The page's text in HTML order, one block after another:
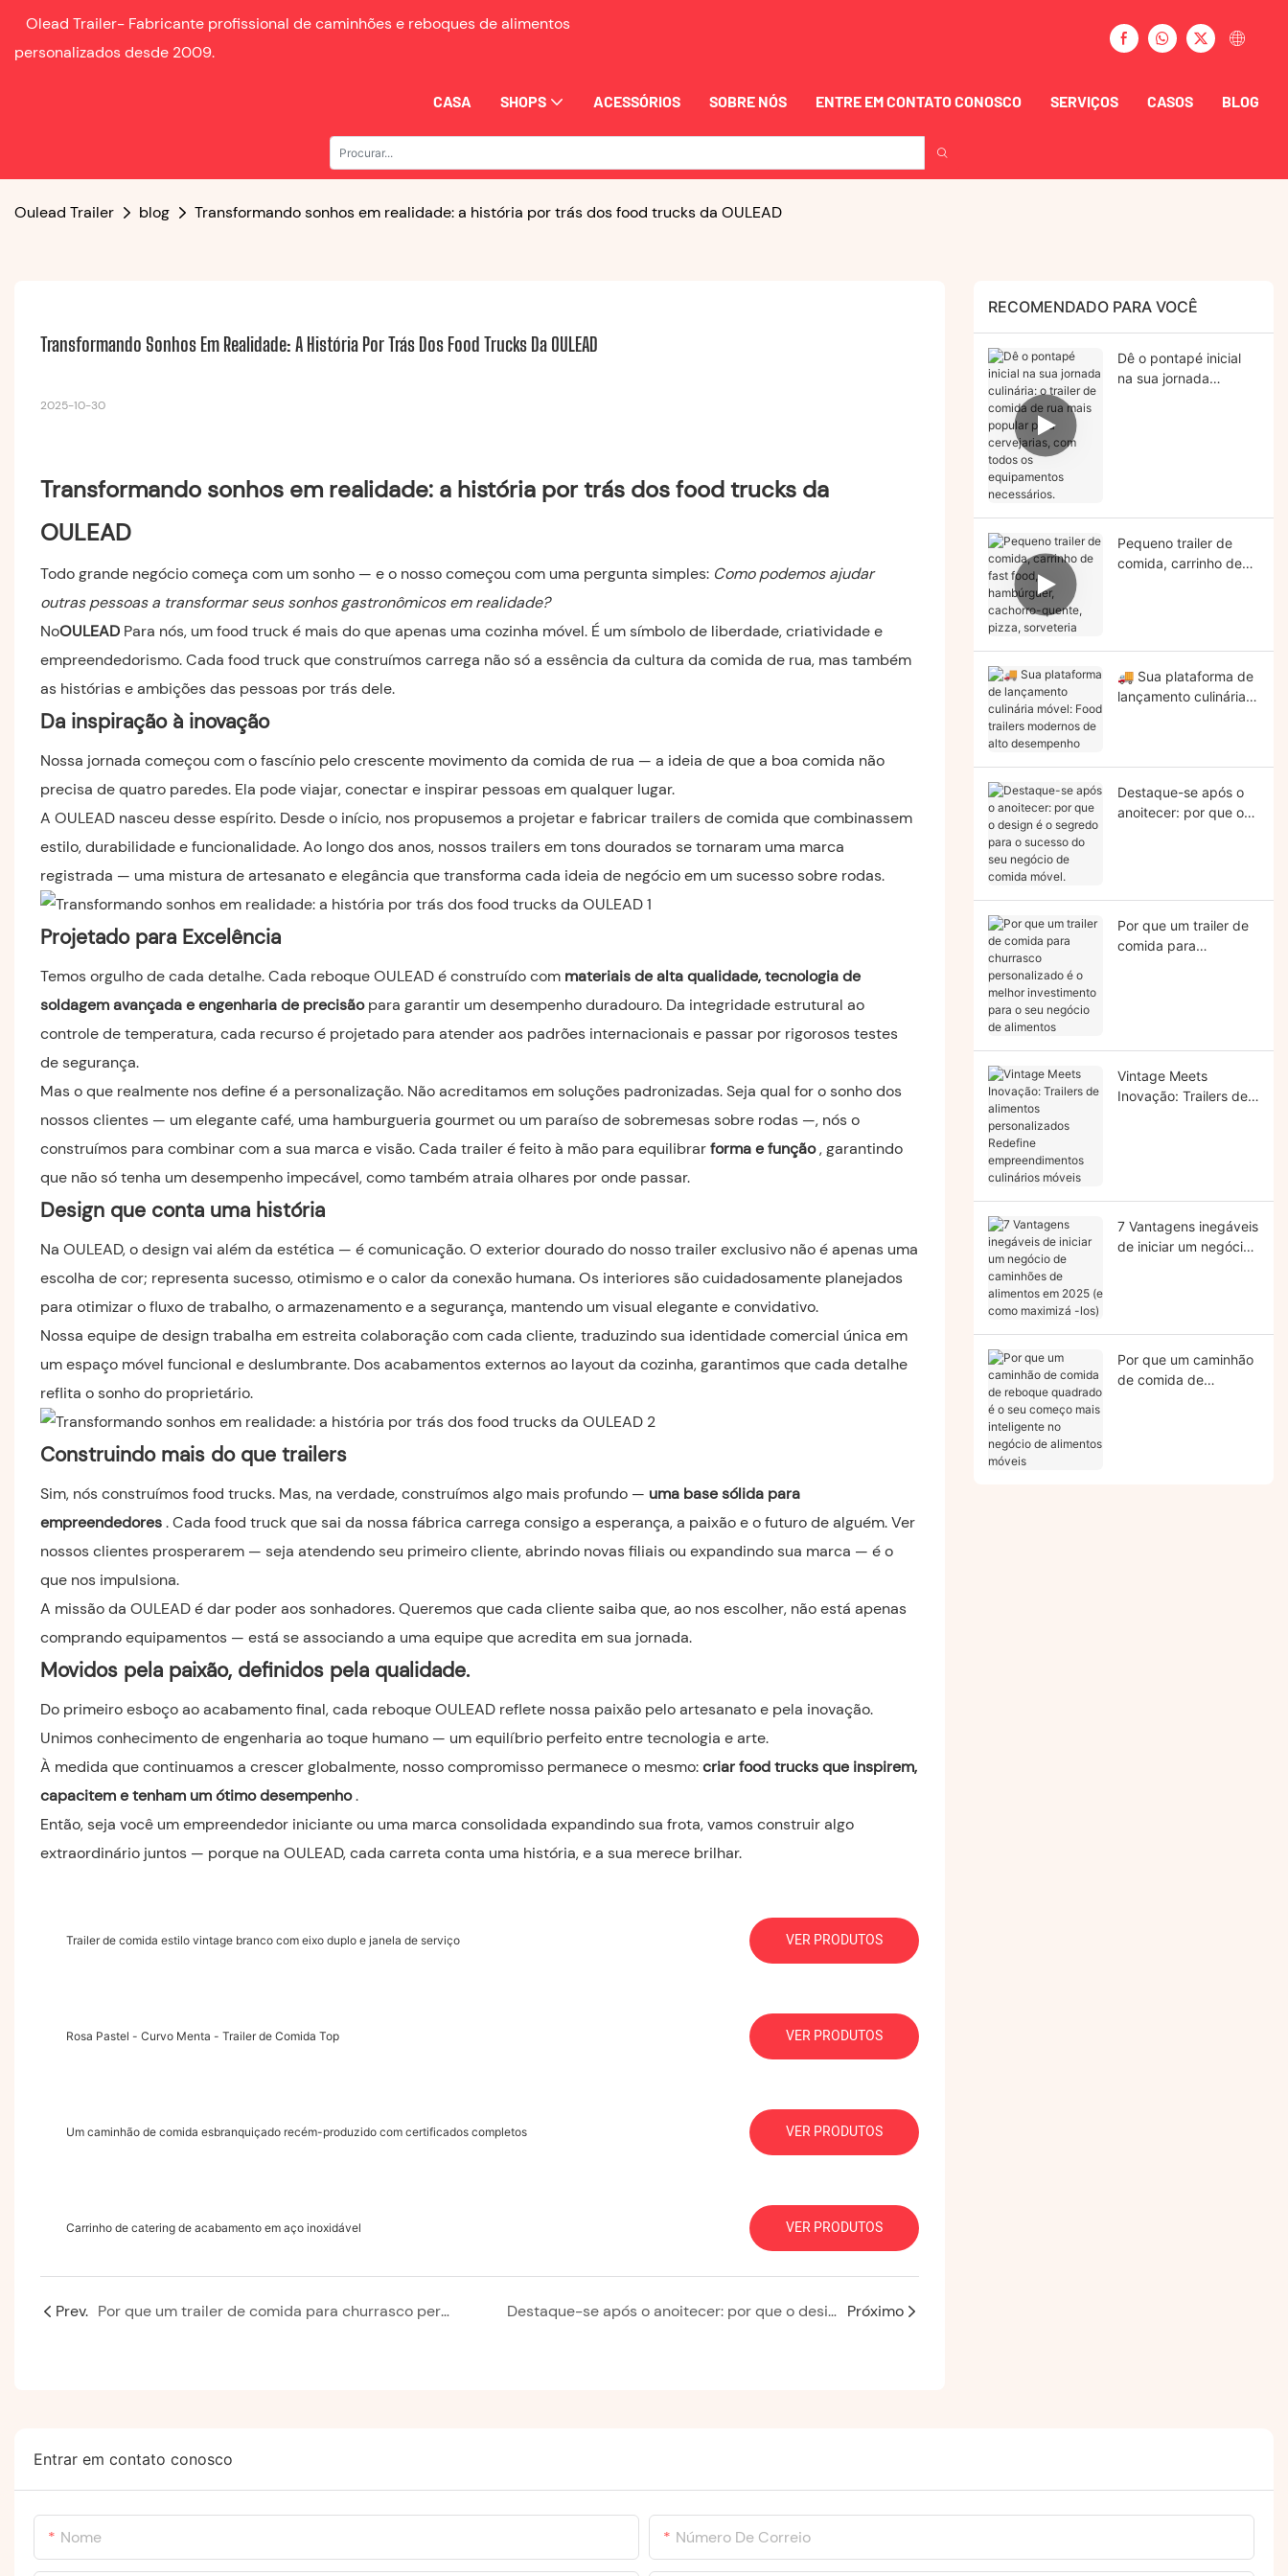
Olead Trailer- Fabricante profissional de caminhões e reboques de alimentos
personalizados desde 2009.
CASA SHOPS ACESSÓRIOS SOBRE NÓS ENTRE EM CONTATO CONOSCO SERVIÇOS CASOS BLOG
Oulead Trailer blog Transformando sonhos em realidade: a história por trás dos food trucks da OULEAD
Transformando Sonhos Em Realidade: A História Por Trás Dos Food Trucks Da OULEAD
2025-10-30
Transformando sonhos em realidade: a história por trás dos food trucks da
OULEAD
Todo grande negócio começa com um sonho — e o nosso começou com uma pergunta simples: Como podemos ajudar
outras pessoas a transformar seus sonhos gastronômicos em realidade?
NoOULEADPara nós, um food truck é mais do que apenas uma cozinha móvel. É um símbolo de liberdade, criatividade e
empreendedorismo. Cada food truck que construímos carrega não só a essência da cultura da comida de rua, mas também
as histórias e ambições das pessoas por trás dele.
Da inspiração à inovação
Nossa jornada começou com o fascínio pelo crescente movimento da comida de rua — a ideia de que a boa comida não
precisa de quatro paredes. Ela pode viajar, conectar e inspirar pessoas em qualquer lugar.
A OULEAD nasceu desse espírito. Desde o início, nos propusemos a projetar e fabricar trailers de comida que combinassem
estilo, durabilidade e funcionalidade. Ao longo dos anos, nossos trailers em tons dourados se tornaram uma marca
registrada — uma mistura de artesanato e elegância que transforma cada ideia de negócio em um sucesso sobre rodas.
Projetado para Excelência
Temos orgulho de cada detalhe. Cada reboque OULEAD é construído com materiais de alta qualidade, tecnologia de
soldagem avançada e engenharia de precisãopara garantir um desempenho duradouro. Da integridade estrutural ao
controle de temperatura, cada recurso é projetado para atender aos padrões internacionais e passar por rigorosos testes
de segurança.
Mas o que realmente nos define é a personalização. Não acreditamos em soluções padronizadas. Seja qual for o sonho dos
nossos clientes — um elegante café, uma hamburgueria gourmet ou um paraíso de sobremesas sobre rodas —, nós o
construímos para combinar com a sua marca e visão. Cada trailer é feito à mão para equilibrarforma e função, garantindo
que não só tenha um desempenho impecável, como também atraia olhares por onde passar.
Design que conta uma história
Na OULEAD, o design vai além da estética — é comunicação. O exterior dourado do nosso trailer exclusivo não é apenas uma
escolha de cor; representa sucesso, otimismo e o calor da conexão humana. Os interiores são cuidadosamente planejados
para otimizar o fluxo de trabalho, o armazenamento e a segurança, mantendo um visual elegante e convidativo.
Nossa equipe de design trabalha em estreita colaboração com cada cliente, traduzindo sua identidade comercial única em
um espaço móvel funcional e deslumbrante. Dos acabamentos externos ao layout da cozinha, garantimos que cada detalhe
reflita o sonho do proprietário.
Construindo mais do que trailers
Sim, nós construímos food trucks. Mas, na verdade, construímos algo mais profundo — uma base sólida para
empreendedores. Cada food truck que sai da nossa fábrica carrega consigo a esperança, a paixão e o futuro de alguém. Ver
nossos clientes prosperarem — seja atendendo seu primeiro cliente, abrindo novas filiais ou expandindo sua marca — é o
que nos impulsiona.
A missão da OULEAD é dar poder aos sonhadores. Queremos que cada cliente saiba que, ao nos escolher, não está apenas
comprando equipamentos — está se associando a uma equipe que acredita em sua jornada.
Movidos pela paixão, definidos pela qualidade.
Do primeiro esboço ao acabamento final, cada reboque OULEAD reflete nossa paixão pelo artesanato e pela inovação.
Unimos conhecimento de engenharia ao toque humano — um equilíbrio perfeito entre tecnologia e arte.
À medida que continuamos a crescer globalmente, nosso compromisso permanece o mesmo:criar food trucks que inspirem,
capacitem e tenham um ótimo desempenho.
Então, seja você um empreendedor iniciante ou uma marca consolidada expandindo sua frota, vamos construir algo
extraordinário juntos — porque na OULEAD, cada carreta conta uma história, e a sua merece brilhar.
Trailer de comida estilo vintage branco com eixo duplo e janela de serviço VER PRODUTOS
Rosa Pastel - Curvo Menta - Trailer de Comida Top VER PRODUTOS
Um caminhão de comida esbranquiçado recém-produzido com certificados completos VER PRODUTOS
Carrinho de catering de acabamento em aço inoxidável VER PRODUTOS
Prev. Por que um trailer de comida para churrasco personalizado é o melhor investimento para o seu negócio de alimentos Destaque-se após o anoitecer: por que o design é o segredo para o sucesso do seu negócio de comida móvel. Próximo
RECOMENDADO PARA VOCÊ
Dê o pontapé inicial
na sua jornada
Pequeno trailer de
comida, carrinho de
🚚 Sua plataforma de
lançamento culinária
Destaque-se após o
anoitecer: por que o
Por que um trailer de
comida para
Vintage Meets
Inovação: Trailers de
7 Vantagens inegáveis
​​de iniciar um negócio
Por que um caminhão
de comida de
Entrar em contato conosco
Nome Número De Correio